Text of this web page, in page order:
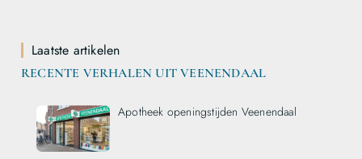
Laatste artikelen
RECENTE VERHALEN UIT VEENENDAAL
Apotheek openingstijden Veenendaal